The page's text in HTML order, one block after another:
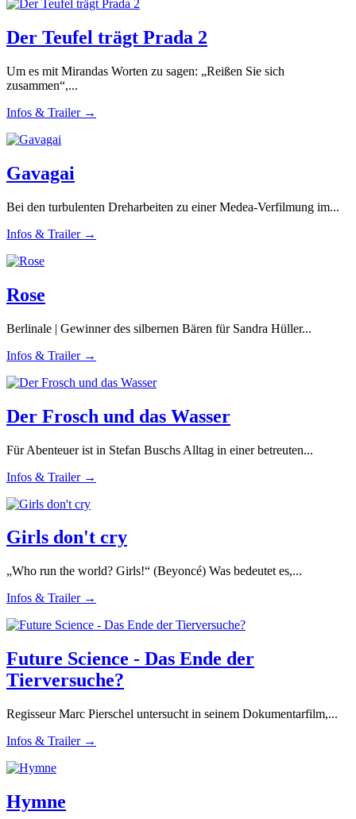
Der Teufel trägt Prada 2
Um es mit Mirandas Worten zu sagen: „Reißen Sie sich
zusammen“,...
Infos & Trailer →
Gavagai
Bei den turbulenten Dreharbeiten zu einer Medea-Verfilmung im...
Infos & Trailer →
Rose
Berlinale | Gewinner des silbernen Bären für Sandra Hüller...
Infos & Trailer →
Der Frosch und das Wasser
Für Abenteuer ist in Stefan Buschs Alltag in einer betreuten...
Infos & Trailer →
Girls don't cry
„Who run the world? Girls!“ (Beyoncé) Was bedeutet es,...
Infos & Trailer →
Future Science - Das Ende der
Tierversuche?
Regisseur Marc Pierschel untersucht in seinem Dokumentarfilm,...
Infos & Trailer →
Hymne